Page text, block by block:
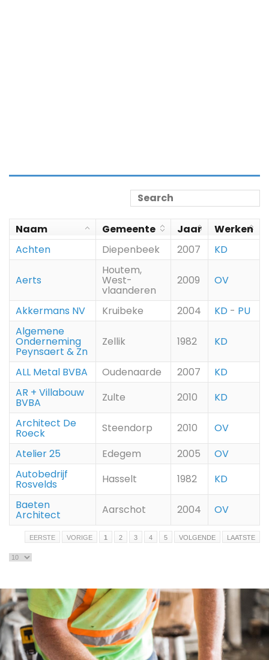
Naam Gemeente Jaar
Werken
Achten
Diepenbeek 2007 KD
Aerts
Houtem,
West-
vlaanderen
2009 OV
Akkermans NV Kruibeke 2004 KD - PU
Algemene
Onderneming
Peynsaert & Zn
Zellik 1982 KD
ALL Metal BVBA Oudenaarde 2007
KD
AR + Villabouw
BVBA Zulte 2010
KD
Architect De
Roeck Steendorp 2010
OV
Atelier 25
Edegem 2005
OV
Autobedrijf
Rosvelds Hasselt 1982
KD
Baeten
Architect Aarschot 2004 OV
EERSTE VORIGE 1 2 3 4 5 VOLGENDE LAATSTE